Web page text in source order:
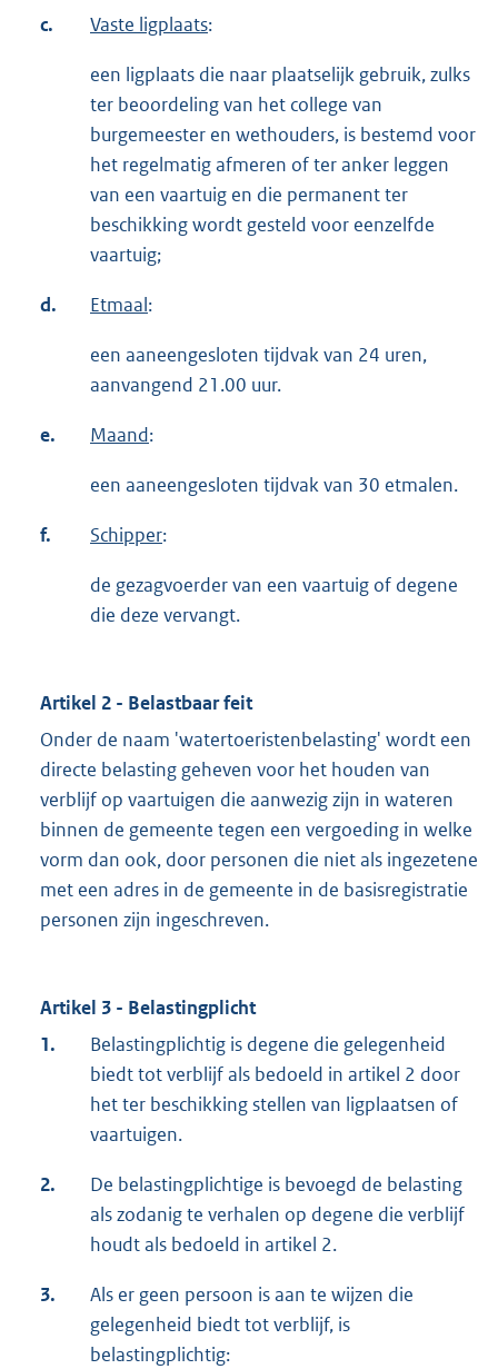
c. Vaste ligplaats:
een ligplaats die naar plaatselijk gebruik, zulks
ter beoordeling van het college van
burgemeester en wethouders, is bestemd voor
het regelmatig afmeren of ter anker leggen
van een vaartuig en die permanent ter
beschikking wordt gesteld voor eenzelfde
vaartuig;
d. Etmaal:
een aaneengesloten tijdvak van 24 uren,
aanvangend 21.00 uur.
e. Maand:
een aaneengesloten tijdvak van 30 etmalen.
f. Schipper:
de gezagvoerder van een vaartuig of degene
die deze vervangt.
Artikel 2 - Belastbaar feit
Onder de naam 'watertoeristenbelasting' wordt een
directe belasting geheven voor het houden van
verblijf op vaartuigen die aanwezig zijn in wateren
binnen de gemeente tegen een vergoeding in welke
vorm dan ook, door personen die niet als ingezetene
met een adres in de gemeente in de basisregistratie
personen zijn ingeschreven.
Artikel 3 - Belastingplicht
1.
Belastingplichtig is degene die gelegenheid
biedt tot verblijf als bedoeld in artikel 2 door
het ter beschikking stellen van ligplaatsen of
vaartuigen.
2.
De belastingplichtige is bevoegd de belasting
als zodanig te verhalen op degene die verblijf
houdt als bedoeld in artikel 2.
3.
Als er geen persoon is aan te wijzen die
gelegenheid biedt tot verblijf, is
belastingplichtig: